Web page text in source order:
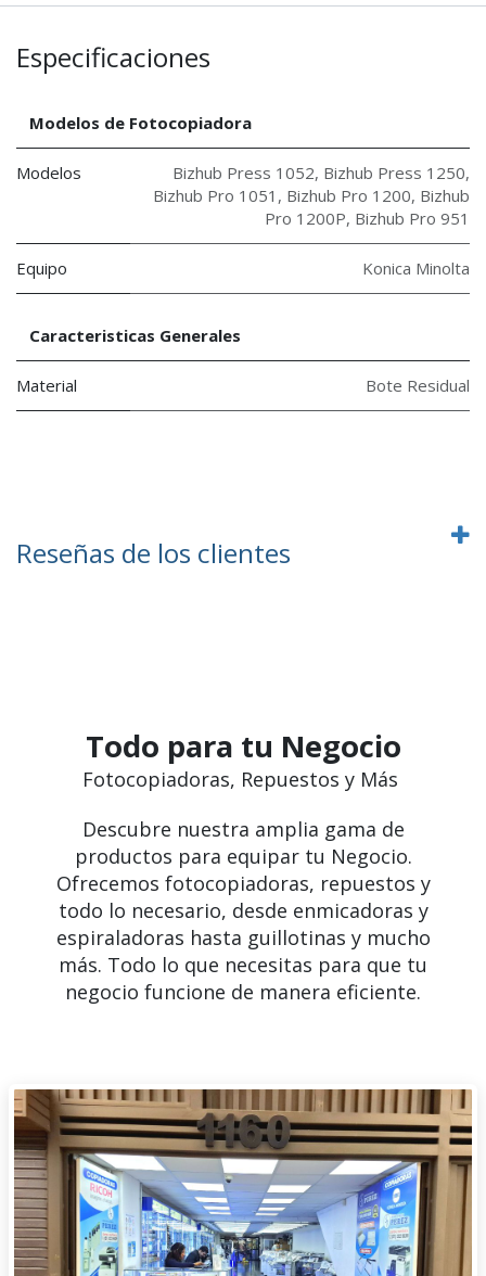
Especificaciones
Modelos de Fotocopiadora
Modelos Bizhub Press 1052, Bizhub Press 1250,
Bizhub Pro 1051 , Bizhub Pro 1200, Bizhub
Pro 1200P, Bizhub Pro 951
Equipo Konica Minolta
Caracteristicas Generales
Material Bote Residual
Reseñas de los clientes
Todo para tu Negocio
Fotocopiadoras, Repuestos y Más
Descubre nuestra amplia gama de
productos para equipar tu Negocio.
Ofrecemos fotocopiadoras, repuestos y
todo lo necesario, desde enmicadoras y
espiraladoras hasta guillotinas y mucho
más. Todo lo que necesitas para que tu
negocio funcione de manera eficiente.